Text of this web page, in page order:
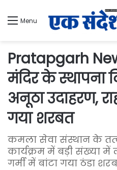
Menu
Pratapgarh
मंदिर के स्थापना
अनूठा उदाहरण,
गया शरबत
कमला सेवा संस्थान के
कार्यक्रम में बड़ी संख्या में
गर्मी में बांटा गया ठंडा